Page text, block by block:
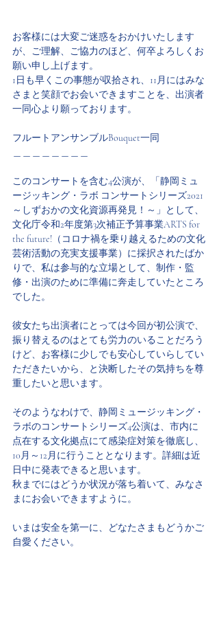
お客様には大変ご迷惑をおかけいたします
が、ご理解、ご協力のほど、何卒よろしくお
願い申し上げます。
1日も早くこの事態が収拾され、11月にはみな
さまと笑顔でお会いできますことを、出演者
一同心より願っております。
フルートアンサンブルBouquet一同
このコンサートを含む4公演が、「静岡ミュ
ージッキング・ラボ コンサートシリーズ2021
～しずおかの文化資源再発見！～」として、
文化庁令和2年度第3次補正予算事業ARTS for
the future!（コロナ禍を乗り越えるための文化
芸術活動の充実支援事業）に採択されたばか
りで、私は参与的な立場として、制作・監
修・出演のために準備に奔走していたところ
でした。
彼女たち出演者にとっては今回が初公演で、
振り替えるのはとても労力のいることだろう
けど、お客様に少しでも安心していらしてい
ただきたいから、と決断したその気持ちを尊
重したいと思います。
そのようなわけで、静岡ミュージッキング・
ラボのコンサートシリーズ4公演は、市内に
点在する文化拠点にて感染症対策を徹底し、
10月～12月に行うこととなります。詳細は近
日中に発表できると思います。
秋までにはどうか状況が落ち着いて、みなさ
まにお会いできますように。
いまは安全を第一に、どなたさまもどうかご
自愛ください。